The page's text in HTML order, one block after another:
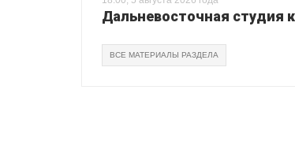
Дальневосточная студия
ВСЕ МАТЕРИАЛЫ РАЗДЕЛА